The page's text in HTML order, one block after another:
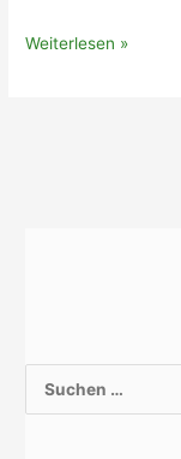
Naturfreunde
Weiterlesen »
u